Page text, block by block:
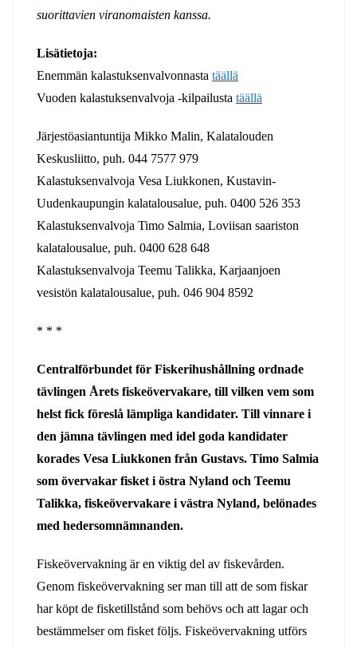
suorittavien viranomaisten kanssa.
Lisätietoja:
Enemmän kalastuksenvalvonnasta täällä
Vuoden kalastuksenvalvoja -kilpailusta täällä
Järjestöasiantuntija Mikko Malin, Kalatalouden
Keskusliitto, puh. 044 7577 979
Kalastuksenvalvoja Vesa Liukkonen, Kustavin-
Uudenkaupungin kalatalousalue, puh. 0400 526 353
Kalastuksenvalvoja Timo Salmia, Loviisan saariston
kalatalousalue, puh. 0400 628 648
Kalastuksenvalvoja Teemu Talikka, Karjaanjoen
vesistön kalatalousalue, puh. 046 904 8592
* * *
Centralförbundet för Fiskerihushållning ordnade
tävlingen Årets fiskeövervakare, till vilken vem som
helst fick föreslå lämpliga kandidater. Till vinnare i
den jämna tävlingen med idel goda kandidater
korades Vesa Liukkonen från Gustavs. Timo Salmia
som övervakar fisket i östra Nyland och Teemu
Talikka, fiskeövervakare i västra Nyland, belönades
med hedersomnämnanden.
Fiskeövervakning är en viktig del av fiskevården.
Genom fiskeövervakning ser man till att de som fiskar
har köpt de fisketillstånd som behövs och att lagar och
bestämmelser om fisket följs. Fiskeövervakning utförs